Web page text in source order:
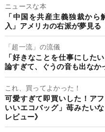
ニュースな本
「中国を共産主義独裁か
入」アメリカの右派が夢見
「超一流」の流儀
「好きなことを仕事にした
論すぎて、ぐうの音も出なか
これ、買ってよかった！
可愛すぎて即買いした！ア
いいエコバッグ」苺みたい
レビュー》